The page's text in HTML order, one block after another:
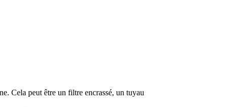
Cela peut être un filtre encrassé, un tuyau